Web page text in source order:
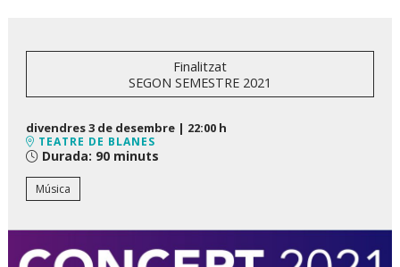
Finalitzat
SEGON SEMESTRE 2021
divendres 3 de desembre | 22:00 h
TEATRE DE BLANES
Durada: 90 minuts
Música